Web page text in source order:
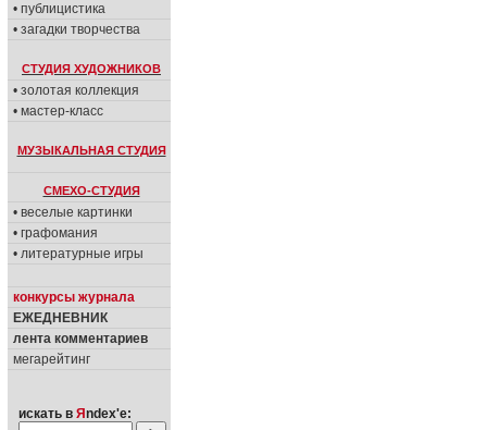
• публицистика
• загадки творчества
СТУДИЯ ХУДОЖНИКОВ
• золотая коллекция
• мастер-класс
МУЗЫКАЛЬНАЯ СТУДИЯ
СМЕХО-СТУДИЯ
• веселые картинки
• графомания
• литературные игры
конкурсы журнала
ЕЖЕДНЕВНИК
лента комментариев
мегарейтинг
искать в Я ndex'е: